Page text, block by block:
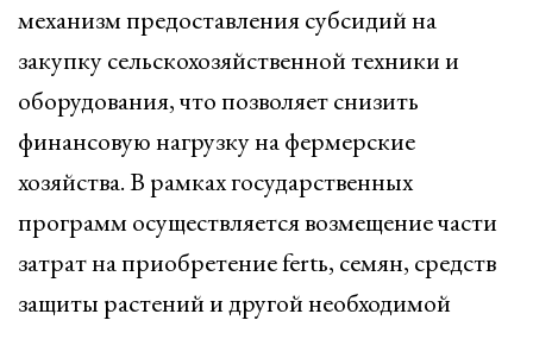
механизм предоставления субсидий на
закупку сельскохозяйственной техники и
оборудования, что позволяет снизить
финансовую нагрузку на фермерские
хозяйства. В рамках государственных
программ осуществляется возмещение части
затрат на приобретение fertь, семян, средств
защиты растений и другой необходимой